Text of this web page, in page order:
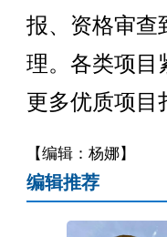
报、资格审查
理。各类项目
更多优质项目
【编辑：杨娜】
编辑推荐